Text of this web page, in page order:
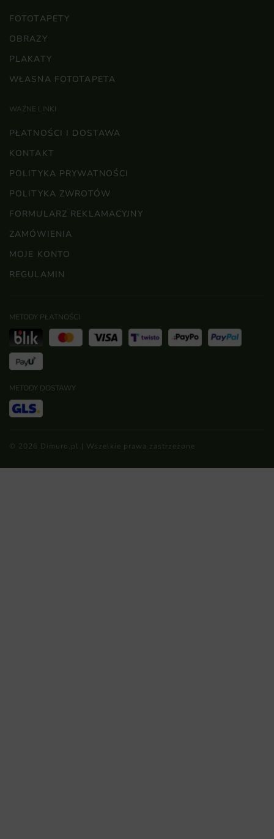
FOTOTAPETY
OBRAZY
PLAKATY
WŁASNA FOTOTAPETA
WAŻNE LINKI
PŁATNOŚCI I DOSTAWA
KONTAKT
POLITYKA PRYWATNOŚCI
POLITYKA ZWROTÓW
FORMULARZ REKLAMACYJNY
ZAMÓWIENIA
MOJE KONTO
REGULAMIN
METODY PŁATNOŚCI
METODY DOSTAWY
© 2026 Dimuro.pl | Wszelkie prawa zastrzeżone